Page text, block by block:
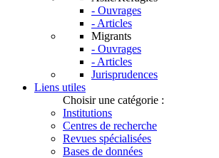
- Ouvrages
- Articles
Migrants
- Ouvrages
- Articles
Jurisprudences
Liens utiles
Choisir une catégorie :
Institutions
Centres de recherche
Revues spécialisées
Bases de données